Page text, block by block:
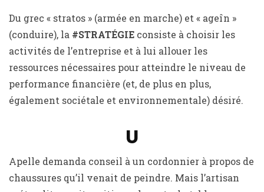
Du grec « stratos » (armée en marche) et « ageîn »
(conduire), la #STRATÉGIE consiste à choisir les
activités de l’entreprise et à lui allouer les
ressources nécessaires pour atteindre le niveau de
performance financière (et, de plus en plus,
également sociétale et environnementale) désiré.
U
Apelle demanda conseil à un cordonnier à propos de
chaussures qu’il venait de peindre. Mais l’artisan